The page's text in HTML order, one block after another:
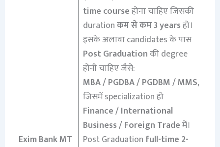
Exim Bank MT
time courseहोना चाहिए जिसकी
durationकम से कम 3 yearsहो।
इसके अलावा candidates के पास
Post Graduationकी degree
होनी चाहिए जैसे:
MBA / PGDBA / PGDBM / MMS,
जिसमें specialization हो
Finance / International
Business / Foreign Tradeमें।
Post Graduation full-time 2-